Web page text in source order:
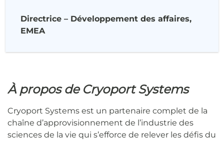
Directrice – Développement des affaires,
EMEA
À propos de Cryoport Systems
Cryoport Systems est un partenaire complet de la
chaîne d’approvisionnement de l’industrie des
sciences de la vie qui s’efforce de relever les défis du